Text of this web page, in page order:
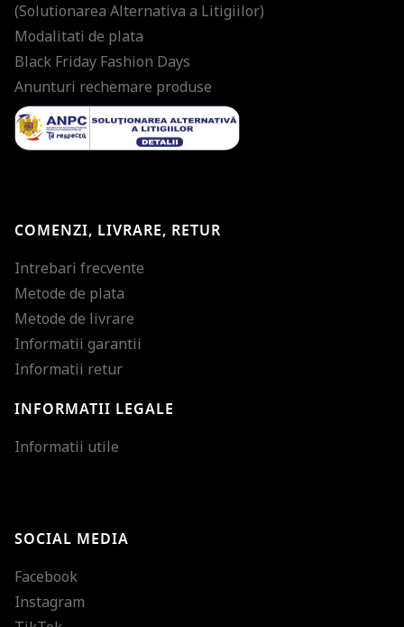
(Solutionarea Alternativa a Litigiilor)
Modalitati de plata
Black Friday Fashion Days
Anunturi rechemare produse
COMENZI, LIVRARE, RETUR
Intrebari frecvente
Metode de plata
Metode de livrare
Informatii garantii
Informatii retur
INFORMATII LEGALE
Informatii utile
SOCIAL MEDIA
Facebook
Instagram